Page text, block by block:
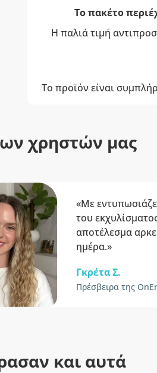
Το πακέτο
Η παλιά τιμή
Το προϊόν είναι
χρηστών μας
«Με
του
αποτέλεσμα
ημέρα.»
Γκρέτα Σ.
Πρέσβειρα της
και αυτά